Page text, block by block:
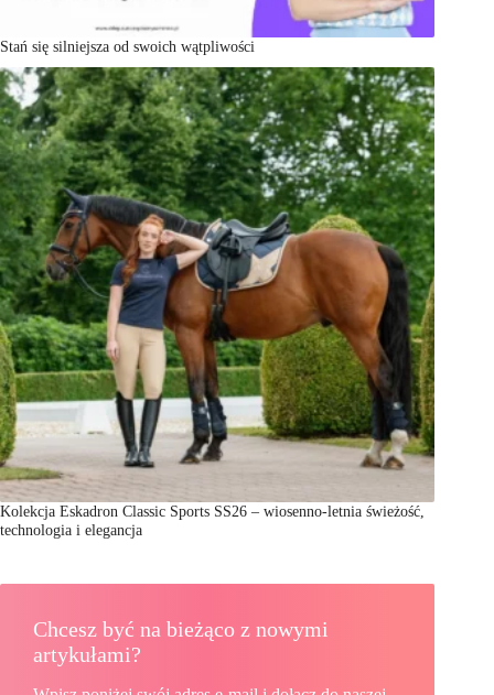
Stań się silniejsza od swoich wątpliwości
Kolekcja Eskadron Classic Sports SS26 – wiosenno-letnia świeżość,
technologia i elegancja
Chcesz być na bieżąco z nowymi
artykułami?